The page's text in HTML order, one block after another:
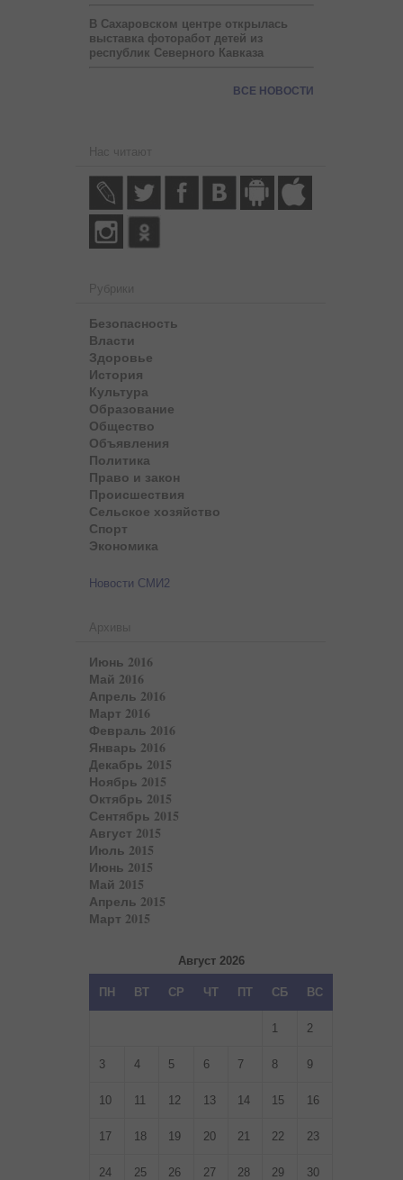
В Сахаровском центре открылась
выставка фоторабот детей из
республик Северного Кавказа
ВСЕ НОВОСТИ
Нас читают
Рубрики
Безопасность
Власти
Здоровье
История
Культура
Образование
Общество
Объявления
Политика
Право и закон
Происшествия
Сельское хозяйство
Спорт
Экономика
Новости СМИ2
Архивы
Июнь 2016
Май 2016
Апрель 2016
Март 2016
Февраль 2016
Январь 2016
Декабрь 2015
Ноябрь 2015
Октябрь 2015
Сентябрь 2015
Август 2015
Июль 2015
Июнь 2015
Май 2015
Апрель 2015
Март 2015
Август 2026
ПН ВТ СР ЧТ ПТ СБ ВС
1 2
3 4 5 6 7 8 9
10 11 12 13 14 15 16
17 18 19 20 21 22 23
24 25 26 27 28 29 30